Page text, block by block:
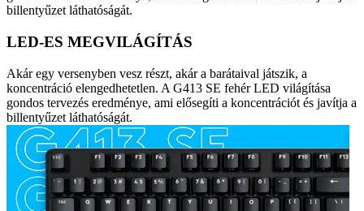
billentyűzet láthatóságát.
LED-ES MEGVILÁGÍTÁS
Akár egy versenyben vesz részt, akár a barátaival játszik, a
koncentráció elengedhetetlen. A G413 SE fehér LED világítása
gondos tervezés eredménye, ami elősegíti a koncentrációt és javítja a
billentyűzet láthatóságát.